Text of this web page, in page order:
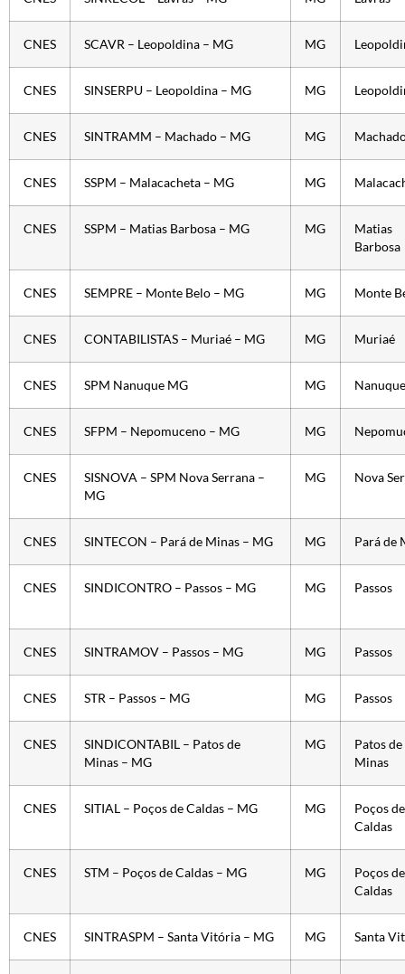
CNES SCAVR – Leopoldina – MG MG
CNES SINSERPU – Leopoldina – MG MG
CNES SINTRAMM – Machado – MG MG
CNES SSPM – Malacacheta – MG MG
CNES SSPM – Matias Barbosa – MG MG
Matias
Barbosa
CNES SEMPRE – Monte Belo – MG MG Monte
CNES CONTABILISTAS – Muriaé – MG MG Muriaé
CNES SPM Nanuque MG MG Nanuque
CNES SFPM – Nepomuceno – MG MG
CNES
SISNOVA – SPM Nova Serrana –
MG
MG Nova
CNES SINTECON – Pará de Minas – MG MG Pará de
CNES SINDICONTRO – Passos – MG MG Passos
CNES SINTRAMOV – Passos – MG MG Passos
CNES STR – Passos – MG MG Passos
CNES
SINDICONTABIL – Patos de
Minas – MG
MG
Patos de
Minas
CNES SITIAL – Poços de Caldas – MG MG
Poços de
Caldas
CNES STM – Poços de Caldas – MG MG
Poços de
Caldas
CNES SINTRASPM – Santa Vitória – MG MG Santa